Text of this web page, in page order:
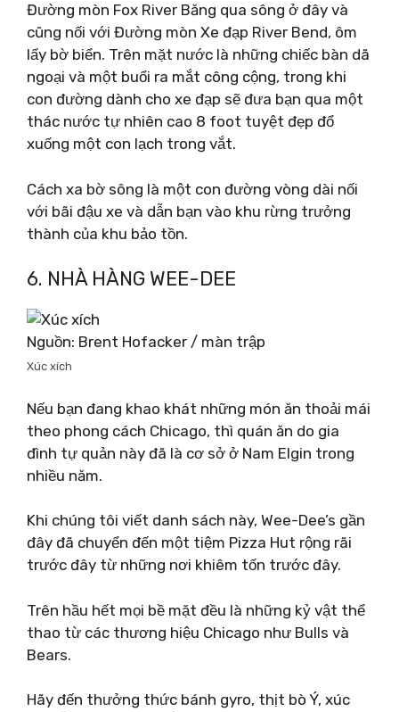
Đường mòn Fox River Băng qua sông ở đây và
cũng nối với Đường mòn Xe đạp River Bend, ôm
lấy bờ biển. Trên mặt nước là những chiếc bàn dã
ngoại và một buổi ra mắt công cộng, trong khi
con đường dành cho xe đạp sẽ đưa bạn qua một
thác nước tự nhiên cao 8 foot tuyệt đẹp đổ
xuống một con lạch trong vắt.
Cách xa bờ sông là một con đường vòng dài nối
với bãi đậu xe và dẫn bạn vào khu rừng trưởng
thành của khu bảo tồn.
6. NHÀ HÀNG WEE-DEE
Nguồn: Brent Hofacker / màn trập
Xúc xích
Nếu bạn đang khao khát những món ăn thoải mái
theo phong cách Chicago, thì quán ăn do gia
đình tự quản này đã là cơ sở ở Nam Elgin trong
nhiều năm.
Khi chúng tôi viết danh sách này, Wee-Dee’s gần
đây đã chuyển đến một tiệm Pizza Hut rộng rãi
trước đây từ những nơi khiêm tốn trước đây.
Trên hầu hết mọi bề mặt đều là những kỷ vật thể
thao từ các thương hiệu Chicago như Bulls và
Bears.
Hãy đến thưởng thức bánh gyro, thịt bò Ý, xúc